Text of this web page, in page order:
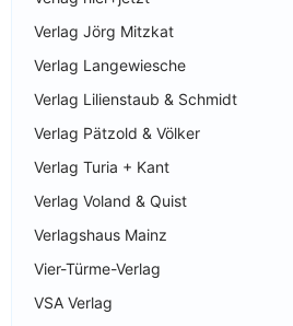
Verlag Jörg Mitzkat
Verlag Langewiesche
Verlag Lilienstaub & Schmidt
Verlag Pätzold & Völker
Verlag Turia + Kant
Verlag Voland & Quist
Verlagshaus Mainz
Vier-Türme-Verlag
VSA Verlag